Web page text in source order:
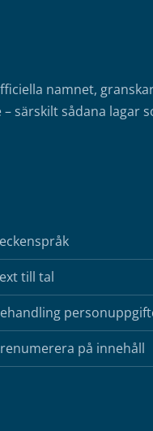
namnet,
särskilt sådana lagar
till tal
på innehåll